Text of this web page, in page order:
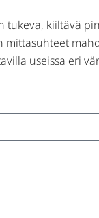
tukeva, kiiltävä
mittasuhteet
useissa eri